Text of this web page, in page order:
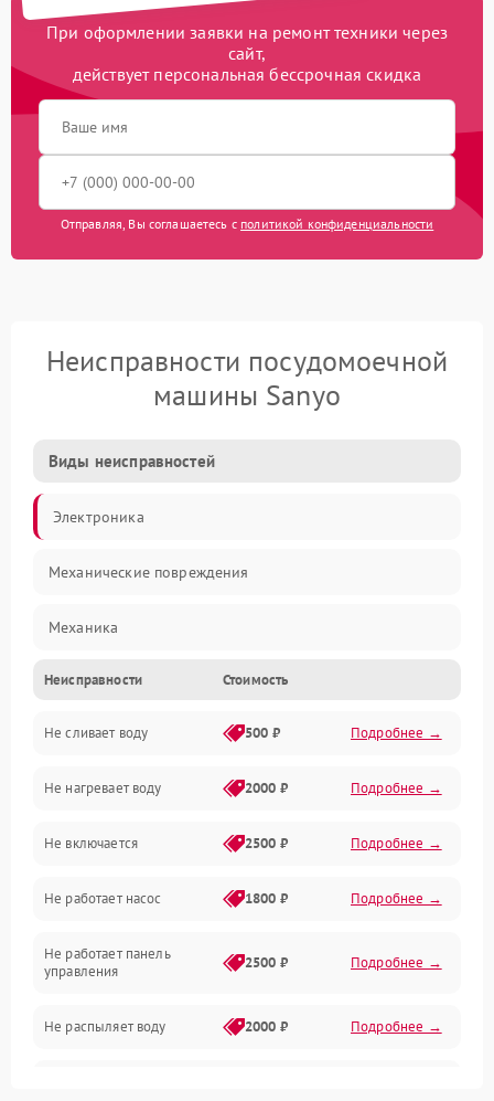
При оформлении заявки на ремонт техники через
сайт,
действует персональная бессрочная скидка
Отправляя, Вы соглашаетесь с политикой конфиденциальности
Неисправности посудомоечной
машины Sanyo
Виды неисправностей
Электроника
Механические повреждения
Механика
Управление
Электропитание
Датчики
Нагрев
Вода
Гигиена
Программное обеспечение
Неисправности Стоимость
Не сливает воду 500 ₽ Подробнее →
Не нагревает воду 2000 ₽ Подробнее →
Не включается 2500 ₽ Подробнее →
Не работает насос 1800 ₽ Подробнее →
Не работает панель
управления
2500 ₽ Подробнее →
Не распыляет воду 2000 ₽ Подробнее →